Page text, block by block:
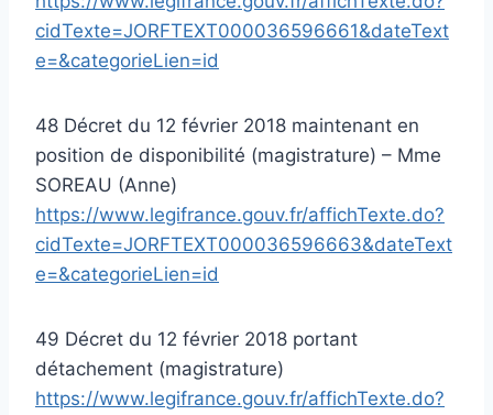
cidTexte=JORFTEXT000036596661&dateText
e=&categorieLien=id
48 Décret du 12 février 2018 maintenant en
position de disponibilité (magistrature) – Mme
SOREAU (Anne)
https://www.legifrance.gouv.fr/affichTexte.do?
cidTexte=JORFTEXT000036596663&dateText
e=&categorieLien=id
49 Décret du 12 février 2018 portant
détachement (magistrature)
https://www.legifrance.gouv.fr/affichTexte.do?